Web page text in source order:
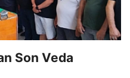
Son Veda